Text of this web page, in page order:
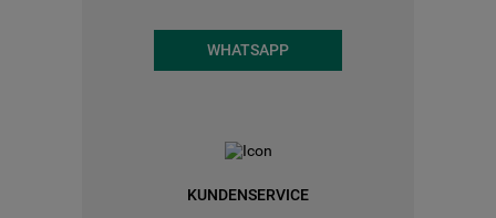
WHATSAPP
KUNDENSERVICE